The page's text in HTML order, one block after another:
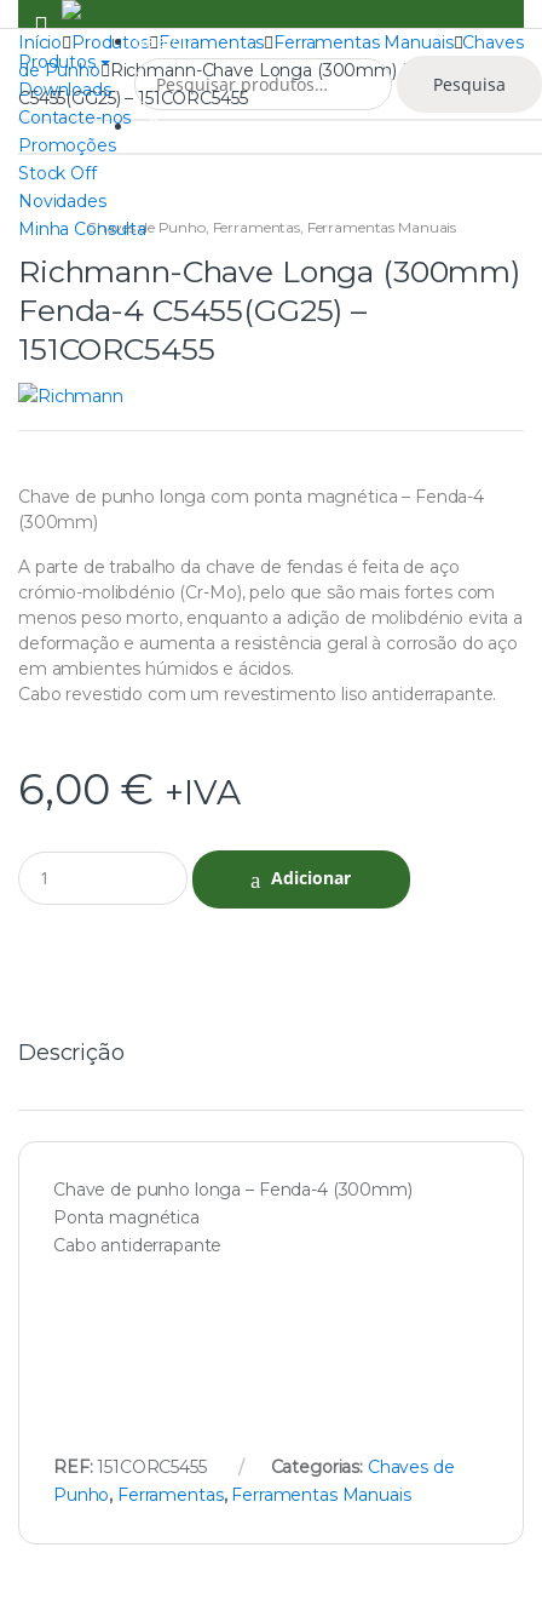
navigation
content
Produtos
Downloads
Contacte-nos
Promoções
Stock Off
Novidades
Minha Consulta
Search
Pesquisar
por:
Pesquisa
Início Produtos Ferramentas Ferramentas Manuais Chaves
de Punho
Richmann-Chave Longa (300mm) Fenda-4
C5455(GG25) – 151CORC5455
Chaves de Punho, Ferramentas, Ferramentas Manuais
Richmann-Chave Longa (300mm)
Fenda-4 C5455(GG25) –
151CORC5455
Chave de punho longa com ponta magnética – Fenda-4
(300mm)
A parte de trabalho da chave de fendas é feita de aço
crómio-molibdénio (Cr-Mo), pelo que são mais fortes com
menos peso morto, enquanto a adição de molibdénio evita a
deformação e aumenta a resistência geral à corrosão do aço
em ambientes húmidos e ácidos.
Cabo revestido com um revestimento liso antiderrapante.
6,00 € +IVA
Q
u
Adicionar
Descrição
Chave de punho longa – Fenda-4 (300mm)
Ponta magnética
Cabo antiderrapante
REF:151CORC5455 Categorias: Chaves de
Punho, Ferramentas, Ferramentas Manuais